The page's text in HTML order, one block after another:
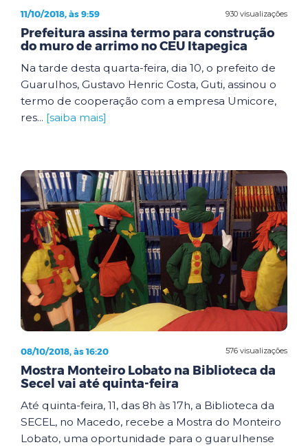
930 visualizações
11/10/2018, às 9:59
Prefeitura assina termo para construção
do muro de arrimo no CEU Itapegica
Na tarde desta quarta-feira, dia 10, o prefeito de
Guarulhos, Gustavo Henric Costa, Guti, assinou o
termo de cooperação com a empresa Umicore,
res... [saiba mais]
576 visualizações
08/10/2018, às 16:20
Mostra Monteiro Lobato na Biblioteca da
Secel vai até quinta-feira
Até quinta-feira, 11, das 8h às 17h, a Biblioteca da
SECEL, no Macedo, recebe a Mostra do Monteiro
Lobato, uma oportunidade para o guarulhense